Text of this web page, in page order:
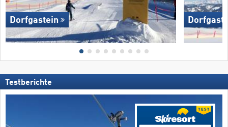
Dorfgastein
Testberichte